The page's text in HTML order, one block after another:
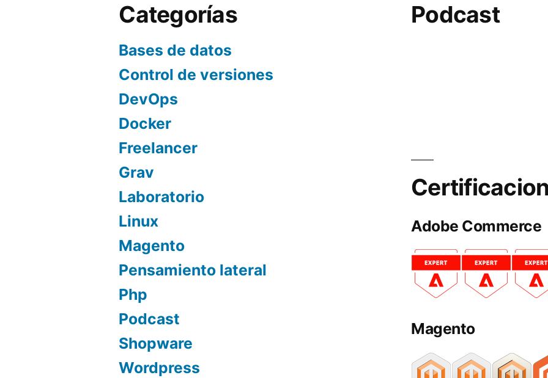
Categorías
Bases de datos
Control de versiones
DevOps
Docker
Freelancer
Grav
Laboratorio
Linux
Magento
Pensamiento lateral
Php
Podcast
Shopware
Wordpress
Podcast
Adobe Commerce
Magento